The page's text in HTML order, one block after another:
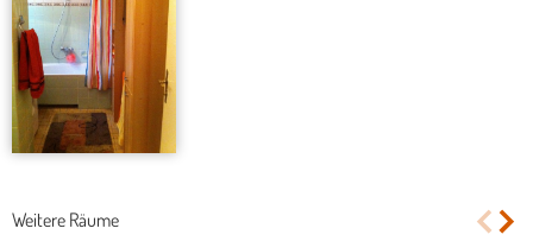
Weitere Räume